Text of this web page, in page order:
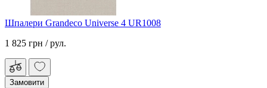
Шпалери Grandeco Universe 4 UR1008
1 825 грн / рул.
Замовити